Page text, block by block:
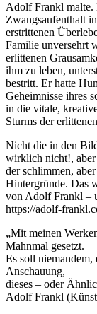
Adolf Frankl malte.
Zwangsaufenthalt
erstrittenen
Familie unversehrt
erlittenen
ihm zu leben,
bestritt. Er hatte
Geheimnisse ihres
in die vitale,
Sturms der
Nicht die in den
wirklich nicht!, aber
der schlimmen,
Hintergründe. Das
von Adolf Frankl –
https://adolf-
„Mit meinen
Mahnmal gesetzt.
Es soll niemandem,
Anschauung,
dieses – oder
Adolf Frankl